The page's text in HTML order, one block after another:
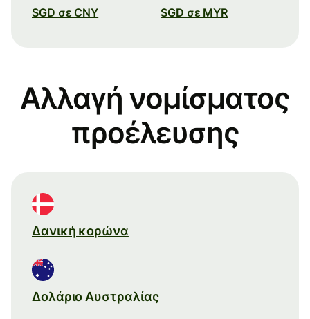
SGD σε CNY SGD σε MYR
Αλλαγή νομίσματος
προέλευσης
Δανική κορώνα
Δολάριο Αυστραλίας